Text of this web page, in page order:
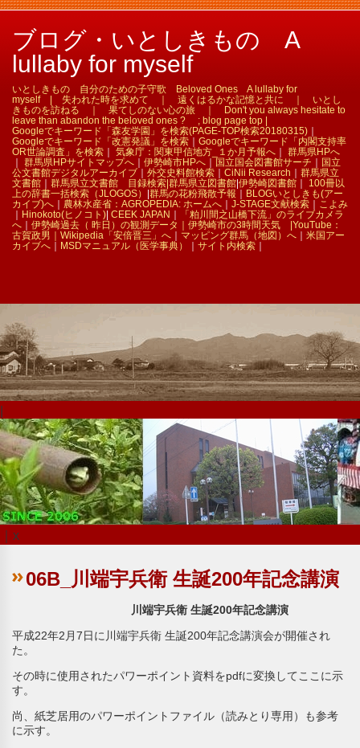
ブログ・いとしきもの A
lullaby for myself
いとしきもの 自分のための子守歌 Beloved Ones A lullaby for
myself | 失われた時を求めて ｜ 遠くはるかな記憶と共に ｜ いとし
きものを訪ねる ｜ 果てしのない心の旅 ｜ Don't you always hesitate to
leave than abandon the beloved ones ? ; blog page top |
Googleでキーワード「森友学園」を検索(PAGE-TOP検索20180315)
Googleでキーワード「改憲発議」を検索
Googleでキーワード「内閣支持率
OR世論調査」を検索
気象庁：関東甲信地方_１か月予報へ
群馬県HPへ
群馬県HPサイトマップへ 伊勢崎市HPへ 国立国会図書館サーチ
国立
公文書館デジタルアーカイブ
外交史料館検索 CiNii Research
群馬県立
文書館
群馬県立文書館 目録検索| 群馬県立図書館 伊勢崎図書館
100冊以
上の辞書一括検索（JLOGOS）
群馬の花粉飛散予報
BLOGいとしきも(アー
カイブ)へ
農林水産省：AGROPEDIA: ホームへ J-STAGE文献検索
こよみ
Hinokoto(ヒノコト) CEEK JAPAN
「粕川間之山橋下流」のライブカメラ
へ
伊勢崎過去（ 昨日）の観測データ｜ 伊勢崎市の3時間天気 | YouTube：
古賀政男｜ Wikipedia「安倍晋三」へ マッピング群馬（地図）へ
米国アー
カイブへ
MSDマニュアル（医学事典） サイト内検索
｜x
06B_川端宇兵衛 生誕200年記念講演
川端宇兵衛 生誕200年記念講演
平成22年2月7日に川端宇兵衛 生誕200年記念講演会が開催され
た。
その時に使用されたパワーポイント資料をpdfに変換してここに示
す。
尚、紙芝居用のパワーポイントファイル（読みとり専用）も参考
に示す。